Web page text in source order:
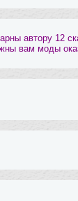
автору 12
вам моды